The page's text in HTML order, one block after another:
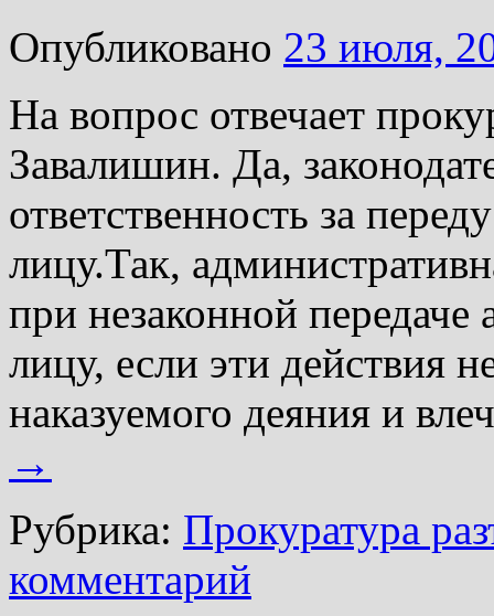
Опубликовано 23 июля,
На вопрос отвечает
Завалишин. Да,
ответственность за
лицу.Так,
при незаконной передаче
лицу, если эти действия
наказуемого деяния и
→
Рубрика: Прокуратура
комментарий